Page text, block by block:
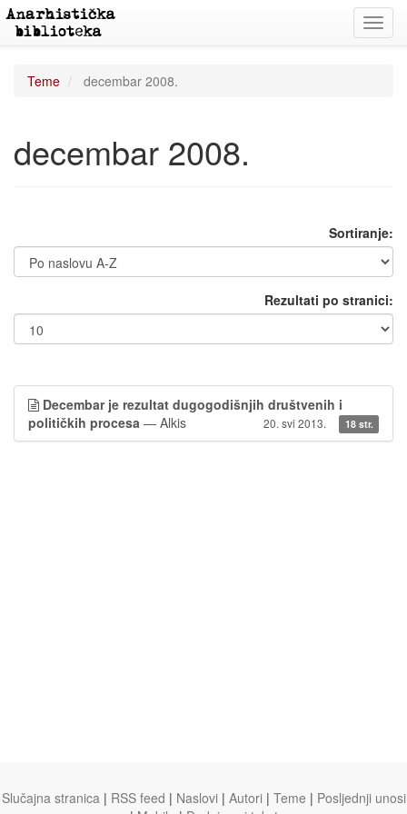
Teme decembar 2008.
decembar 2008.
Sortiranje:
Rezultati po stranici:
Decembar je rezultat dugogodišnjih društvenih i
političkih procesa — Alkis 20. svi 2013. 18 str.
Slučajna stranica | RSS feed | Naslovi | Autori | Teme | Posljednji unosi